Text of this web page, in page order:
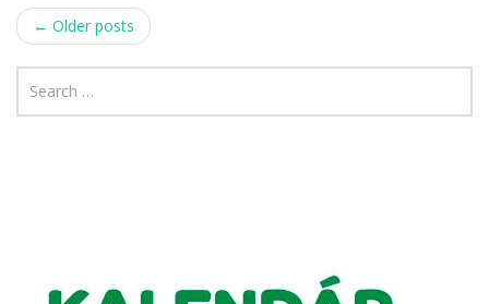
Post
navigation
← Older posts